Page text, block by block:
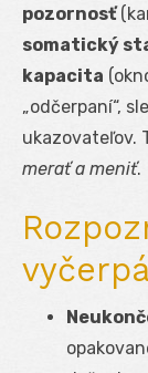
pozornosť
somatický
kapacita
„odčerpaní“,
ukazovateľov.
merať a meniť.